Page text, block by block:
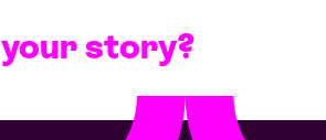
your story?